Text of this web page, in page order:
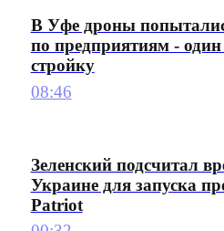
В Уфе дроны
по предприятиям -
стройку
08:46
Зеленский подсчитал
Украине для запуска
Patriot